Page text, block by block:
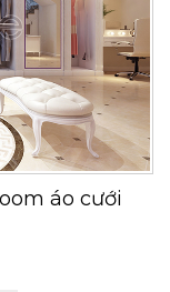
áo cưới